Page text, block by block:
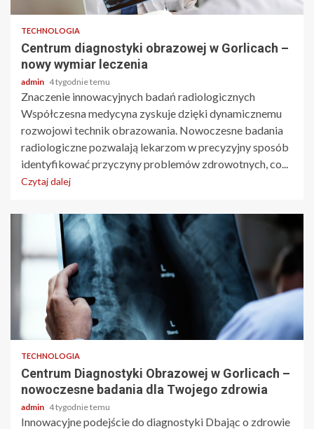
TECHNOLOGIA
Centrum diagnostyki obrazowej w Gorlicach –
nowy wymiar leczenia
admin 4 tygodnie temu
Znaczenie innowacyjnych badań radiologicznych
Współczesna medycyna zyskuje dzięki dynamicznemu
rozwojowi technik obrazowania. Nowoczesne badania
radiologiczne pozwalają lekarzom w precyzyjny sposób
identyfikować przyczyny problemów zdrowotnych, co...
Czytaj dalej
2 min odczytu
TECHNOLOGIA
Centrum Diagnostyki Obrazowej w Gorlicach –
nowoczesne badania dla Twojego zdrowia
admin 4 tygodnie temu
Innowacyjne podejście do diagnostyki Dbając o zdrowie